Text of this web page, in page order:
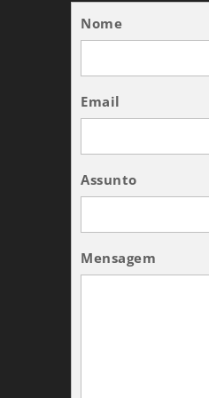
Nome
Email
Assunto
Mensagem